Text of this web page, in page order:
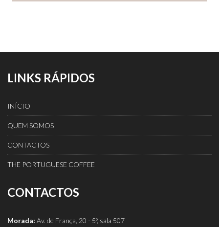
LINKS RÁPIDOS
INÍCIO
QUEM SOMOS
CONTACTOS
THE PORTUGUESE COFFEE
CONTACTOS
Morada: Av. de França, 20 - 5º, sala 507